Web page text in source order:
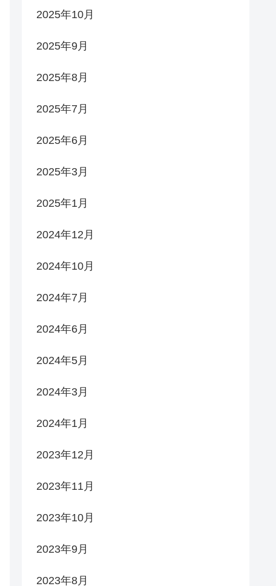
2025年10月
2025年9月
2025年8月
2025年7月
2025年6月
2025年3月
2025年1月
2024年12月
2024年10月
2024年7月
2024年6月
2024年5月
2024年3月
2024年1月
2023年12月
2023年11月
2023年10月
2023年9月
2023年8月